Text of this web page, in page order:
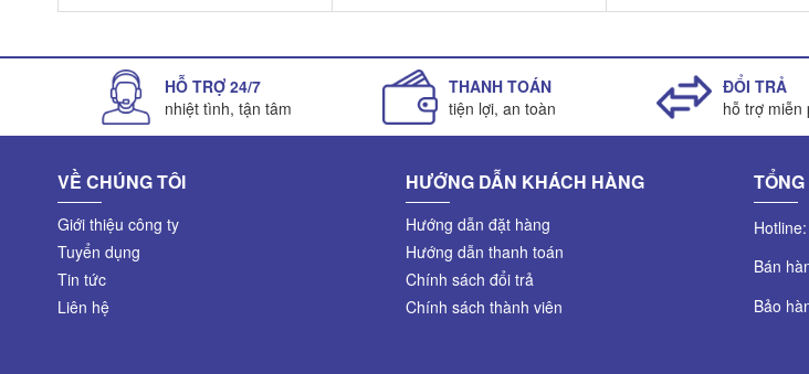
HỖ TRỢ 24/7
nhiệt tình, tận tâm
THANH TOÁN
tiện lợi, an toàn
ĐỔI TRẢ
hỗ trợ miễn
VỀ CHÚNG TÔI
Giới thiệu công ty
Tuyển dụng
Tin tức
Liên hệ
HƯỚNG DẪN KHÁCH HÀNG
Hướng dẫn đặt hàng
Hướng dẫn thanh toán
Chính sách đổi trả
Chính sách thành viên
Hotline:
Bán
Bảo